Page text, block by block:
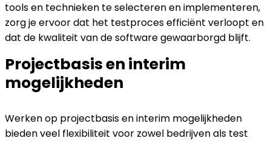
tools en technieken te selecteren en implementeren,
zorg je ervoor dat het testproces efficiënt verloopt en
dat de kwaliteit van de software gewaarborgd blijft.
Projectbasis en interim
mogelijkheden
Werken op projectbasis en interim mogelijkheden
bieden veel flexibiliteit voor zowel bedrijven als test